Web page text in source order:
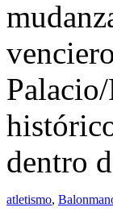
dentro
atletismo,